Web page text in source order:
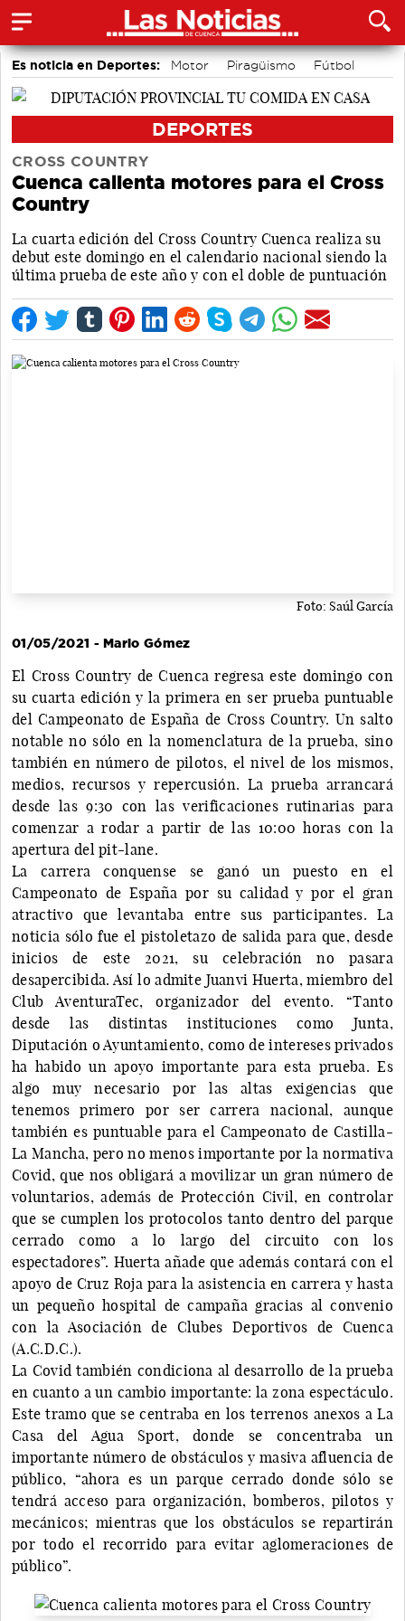
Es noticia en Deportes: Motor Piragüismo
Fútbol
Bádminton
Bolos conquenses
DEPORTES
CROSS COUNTRY
Cuenca calienta motores para el Cross
Country
La cuarta edición del Cross Country Cuenca realiza su
debut este domingo en el calendario nacional siendo la
última prueba de este año y con el doble de puntuación
Foto: Saúl García
01/05/2021 - Mario Gómez
El Cross Country de Cuenca regresa este domingo con
su cuarta edición y la primera en ser prueba puntuable
del Campeonato de España de Cross Country. Un salto
notable no sólo en la nomenclatura de la prueba, sino
también en número de pilotos, el nivel de los mismos,
medios, recursos y repercusión. La prueba arrancará
desde las 9:30 con las verificaciones rutinarias para
comenzar a rodar a partir de las 10:00 horas con la
apertura del pit-lane.
La carrera conquense se ganó un puesto en el
Campeonato de España por su calidad y por el gran
atractivo que levantaba entre sus participantes. La
noticia sólo fue el pistoletazo de salida para que, desde
inicios de este 2021, su celebración no pasara
desapercibida. Así lo admite Juanvi Huerta, miembro del
Club AventuraTec, organizador del evento. “Tanto
desde las distintas instituciones como Junta,
Diputación o Ayuntamiento, como de intereses privados
ha habido un apoyo importante para esta prueba. Es
algo muy necesario por las altas exigencias que
tenemos primero por ser carrera nacional, aunque
también es puntuable para el Campeonato de Castilla-
La Mancha, pero no menos importante por la normativa
Covid, que nos obligará a movilizar un gran número de
voluntarios, además de Protección Civil, en controlar
que se cumplen los protocolos tanto dentro del parque
cerrado como a lo largo del circuito con los
espectadores”. Huerta añade que además contará con el
apoyo de Cruz Roja para la asistencia en carrera y hasta
un pequeño hospital de campaña gracias al convenio
con la Asociación de Clubes Deportivos de Cuenca
(A.C.D.C.).
La Covid también condiciona al desarrollo de la prueba
en cuanto a un cambio importante: la zona espectáculo.
Este tramo que se centraba en los terrenos anexos a La
Casa del Agua Sport, donde se concentraba un
importante número de obstáculos y masiva afluencia de
público, “ahora es un parque cerrado donde sólo se
tendrá acceso para organización, bomberos, pilotos y
mecánicos; mientras que los obstáculos se repartirán
por todo el recorrido para evitar aglomeraciones de
público”.